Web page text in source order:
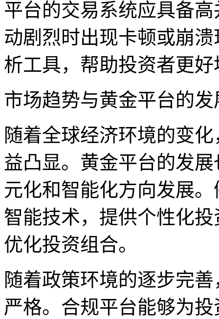
平台的交易系统应具备
动剧烈时出现卡顿或崩
析工具，帮助投资者更
市场趋势与黄金平台的发
随着全球经济环境的变
益凸显。黄金平台的发
元化和智能化方向发展
智能技术，提供个性化
优化投资组合。
随着政策环境的逐步完
严格。合规平台能够为